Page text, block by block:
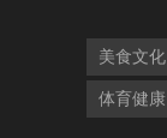
美食文化
体育健康